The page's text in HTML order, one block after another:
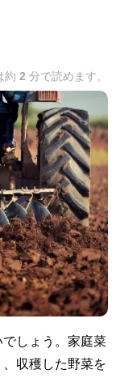
約 2 分で読めます。
でしょう。家庭菜
収穫した野菜を